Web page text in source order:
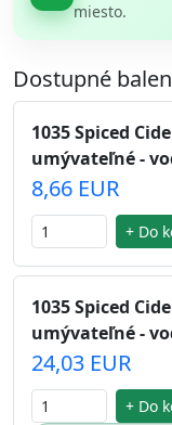
miesto.
Dostupné
1035 Spiced
umývateľné -
8,66 EUR
+ Do
1035 Spiced
umývateľné -
24,03 EUR
+ Do